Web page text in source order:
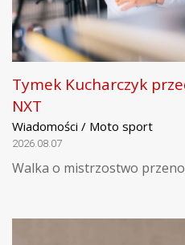
Tymek Kucharczyk
NXT
Wiadomości / Moto sport
2026.08.07
Walka o mistrzostwo